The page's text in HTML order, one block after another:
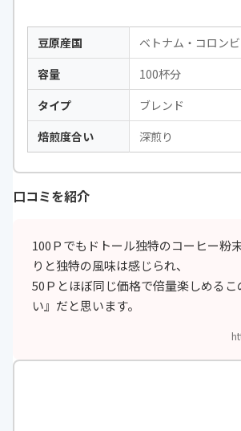
豆原産国
ベトナム・コロン
容量
100杯分
タイプ
ブレンド
焙煎度合い
深煎り
口コミを紹介
100Ｐでもドトール独特のコーヒー粉
りと独特の風味は感じられ、
50Ｐとほぼ同じ価格で倍量楽しめるこ
い』だと思います。